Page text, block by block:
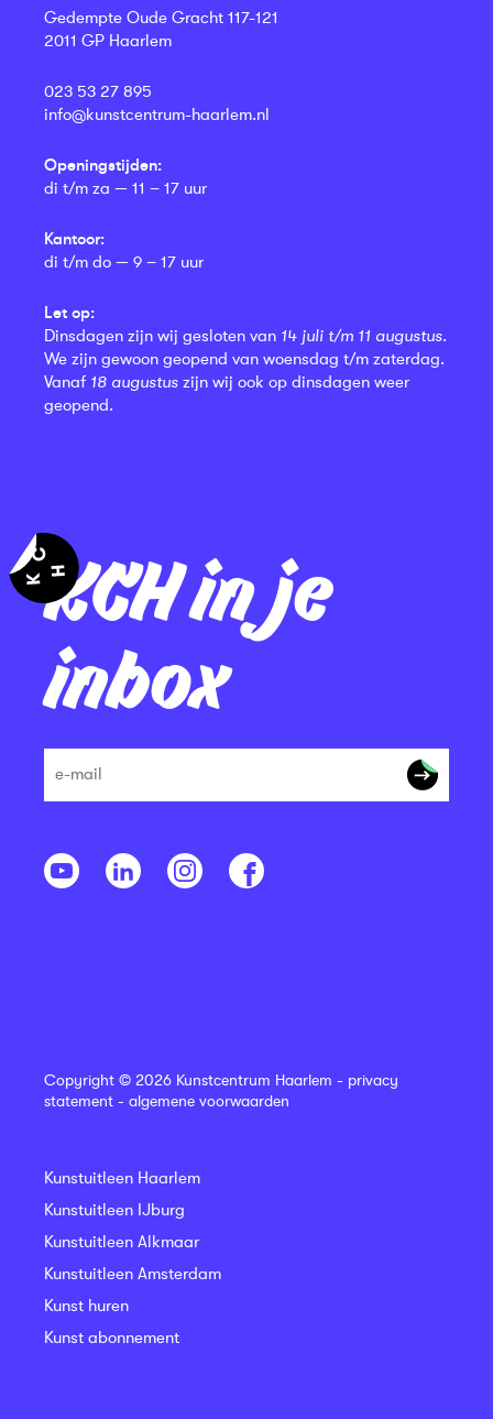
KCH in je
inbox
Gedempte Oude Gracht 117-121
2011 GP Haarlem
023 53 27 895
info@kunstcentrum-haarlem.nl
Openingstijden:
di t/m za — 11 – 17 uur
Kantoor:
di t/m do — 9 – 17 uur
Let op:
Dinsdagen zijn wij gesloten van 14 juli t/m 11 augustus.
We zijn gewoon geopend van woensdag t/m zaterdag.
Vanaf 18 augustus zijn wij ook op dinsdagen weer
geopend.
Copyright © 2026 Kunstcentrum Haarlem - privacy
statement - algemene voorwaarden
Kunstuitleen Haarlem
Kunstuitleen IJburg
Kunstuitleen Alkmaar
Kunstuitleen Amsterdam
Kunst huren
Kunst abonnement